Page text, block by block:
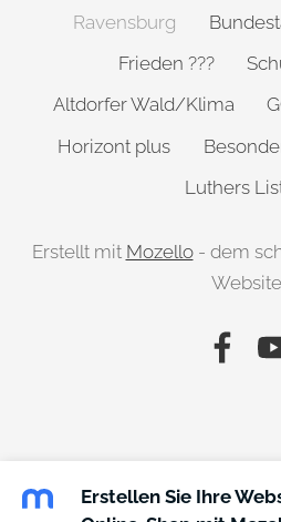
Ravensburg
Frieden ???
Altdorfer Wald/Klima
Horizont plus
Luthers
Erstellt mit Mozello- dem
Erstellen Sie Ihre